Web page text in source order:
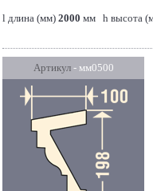
l длина (мм) 2000 мм h высота
Артикул- мм0500